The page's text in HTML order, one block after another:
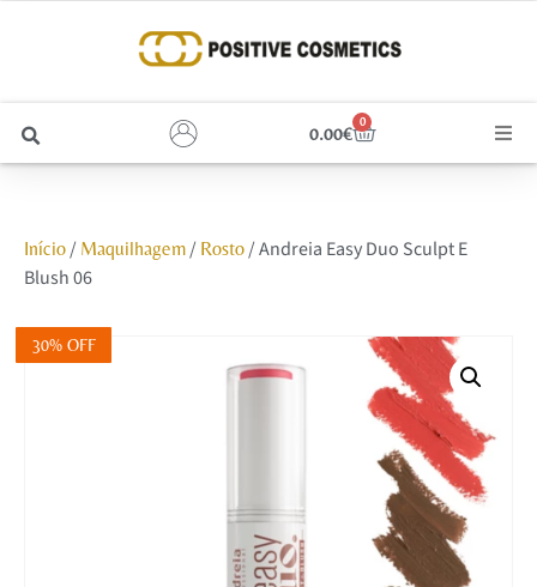
0.00€
0
Unhas
Início/ Maquilhagem/ Rosto/ Andreia Easy Duo Sculpt E
Blush 06
30% OFF